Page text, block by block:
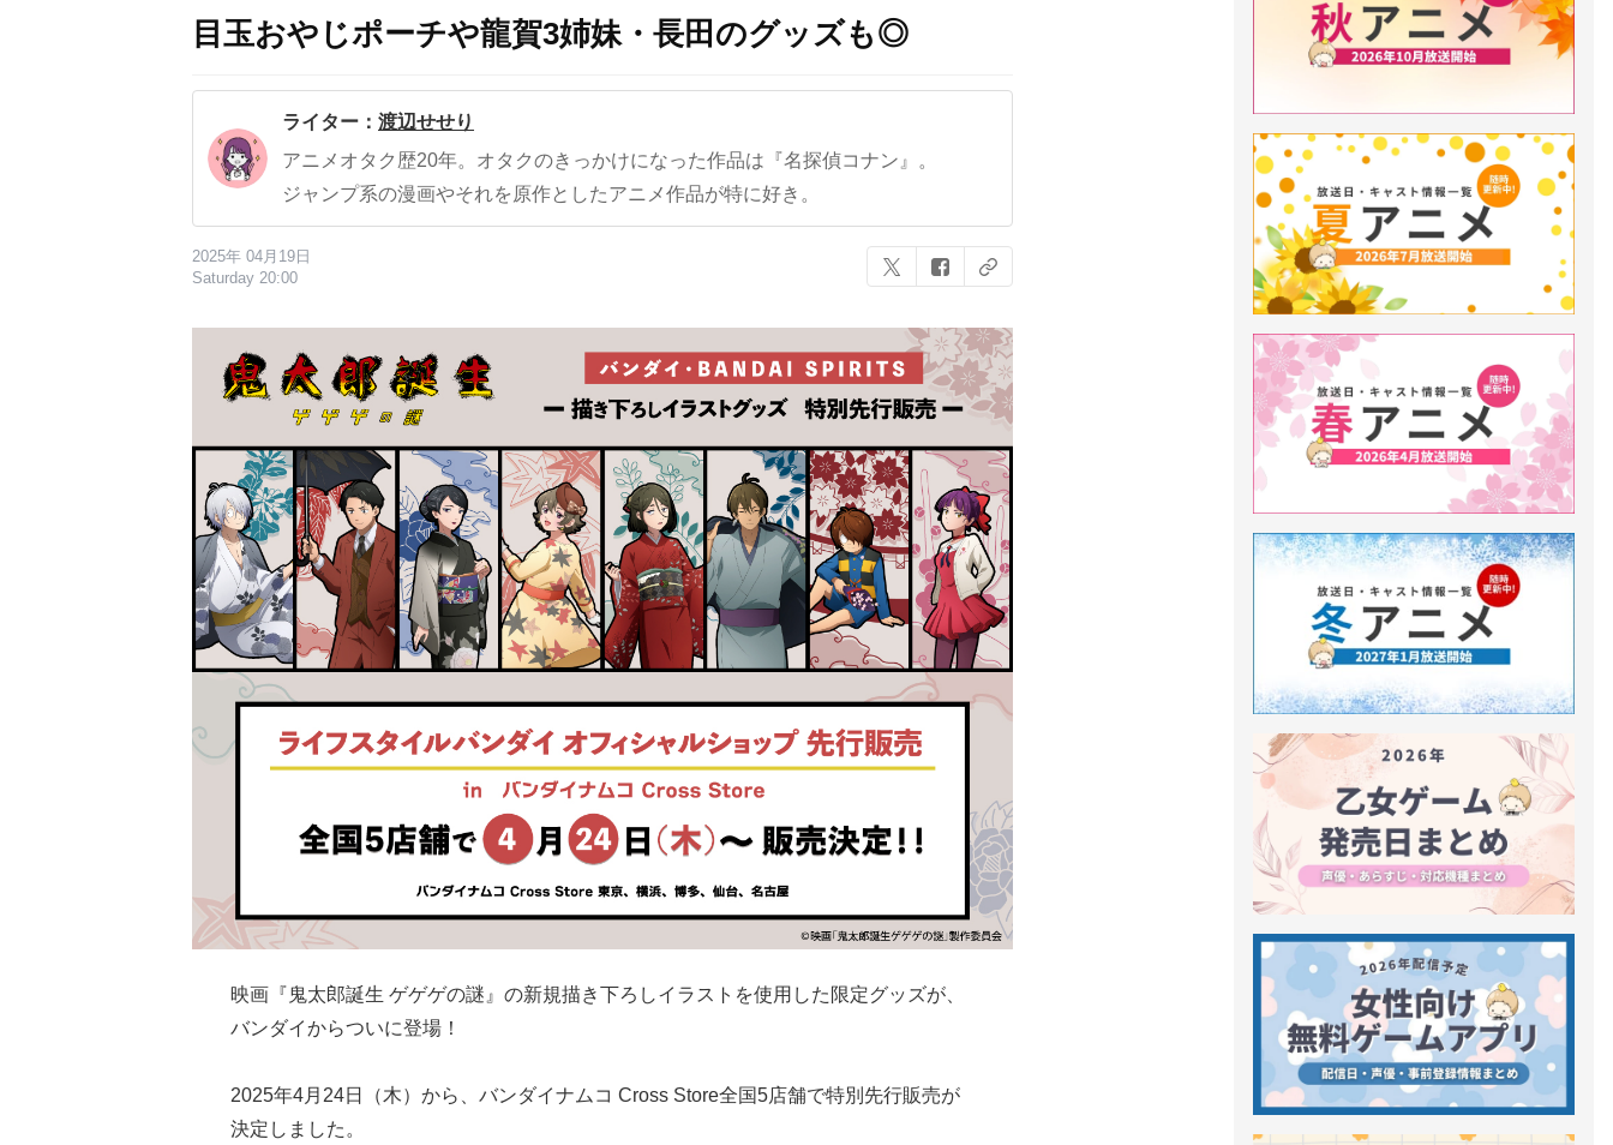
目玉おやじポーチや龍賀3姉妹・長田のグッズも◎
ライター： 渡辺せせり
アニメオタク歴20年。オタクのきっかけになった作品は『名探偵コナン』。
ジャンプ系の漫画やそれを原作としたアニメ作品が特に好き。
2025年 04月19日
Saturday 20:00
映画『鬼太郎誕生 ゲゲゲの謎』の新規描き下ろしイラストを使用した限定グッズが、
バンダイからついに登場！
2025年4月24日（木）から、バンダイナムコ Cross Store全国5店舗で特別先行販売が
決定しました。